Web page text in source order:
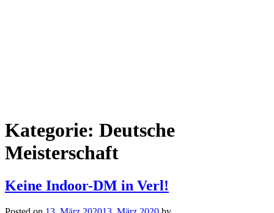
Kategorie: Deutsche
Meisterschaft
Keine Indoor-DM in Verl!